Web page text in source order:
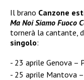
Il brano Canzone
Ma Noi Siamo Fuoco
tornerà la cantante,
singolo:
23 aprile Genova –
25 aprile Mantova